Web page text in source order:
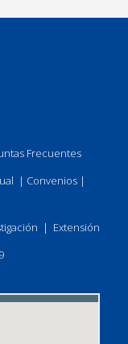
Frecuentes
| Convenios|
| Extensión